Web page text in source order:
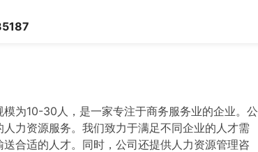
为10-30人，是一家专注于商务服务业的企业。公
力资源服务。我们致力于满足不同企业的人才需
合适的人才。同时，公司还提供人力资源管理咨